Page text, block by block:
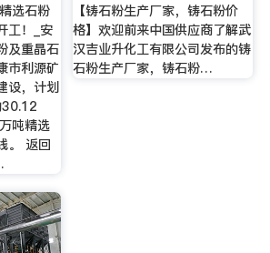
选石粉
工！_安
及重晶石
市利源矿
设，计划
30.12
吨精选
。 返回
【铸石粉生产厂家，铸石粉价
格】欢迎前来中国供应商了解武
汉吉业升化工有限公司发布的铸
石粉生产厂家，铸石粉…